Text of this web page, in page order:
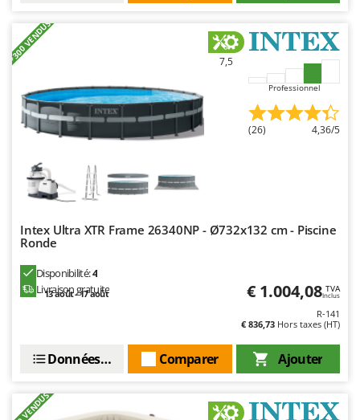
Reber
Ribimex
Ripartrak
Ritter
River Systems
Robomow
Rover Pompe
Ryobi
Santos
Schnitzer
+300 VENDUS 7,5
Professionnel
(26) 4,36/5
Intex Ultra XTR Frame 26340NP - Ø732x132 cm - Piscine
Ronde
Disponibilité:4
Livraison gratuite
13 août - 17 août € 1.004,08 TVA
Inclus
R-141
€ 836,73 Hors taxes (HT)
Ajouter
Comparer
Données techniques